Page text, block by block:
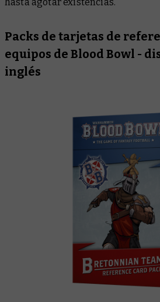
Packs de tarjetas de
equipos de Blood Bowl -
inglés